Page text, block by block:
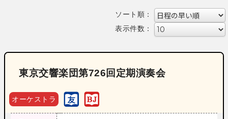
ソート順：
表示件数：
東京交響楽団第726回定期演奏会
オーケストラ